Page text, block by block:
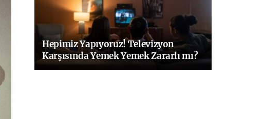
Hepimiz Yapıyoruz! Televizyon
Karşısında Yemek Yemek Zararlı mı?